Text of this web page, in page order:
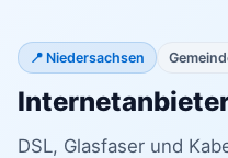
📍 Niedersachsen
DSL, Glasfaser und